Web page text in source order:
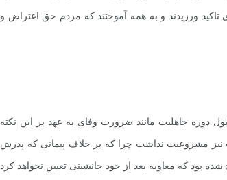
تاکید ورزیدند و به همه آموختند که مردم حق اعتراض و
دوره جاهلیت مانند ضرورت وفای به عهد بر این نکته
نیز مشروعیت نداشت چرا که بر خلاف پیمانی که پدرش
بود که معاویه بعد از خود جانشینی تعیین نخواهد کرد
خبر راهنما